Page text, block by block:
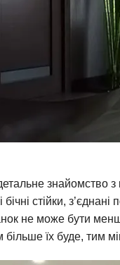
знайомство з
стійки,
не може бути
їх буде, тим